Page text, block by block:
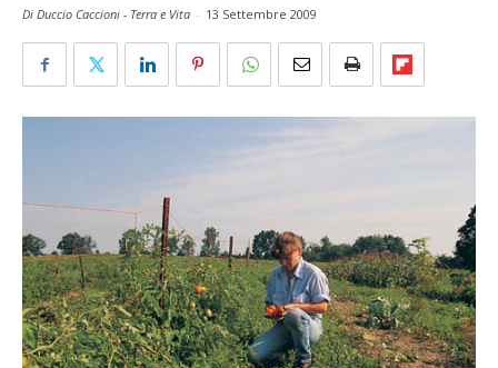
Di Duccio Caccioni - Terra e Vita - 13 Settembre 2009